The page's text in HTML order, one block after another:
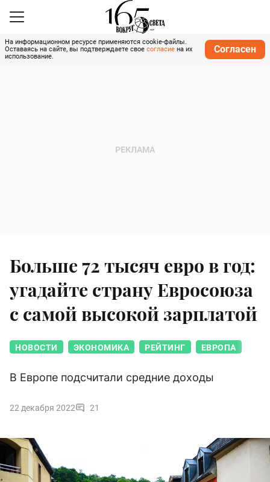
На информационном ресурсе применяются cookie-файлы.
Оставаясь на сайте, вы подтверждаете свое согласие на их
использование.
Согласен
Больше 72 тысяч евро в год:
угадайте страну Евросоюза
с самой высокой зарплатой
НОВОСТИ ЭКОНОМИКА РЕЙТИНГ ЕВРОПА
В Европе подсчитали средние доходы
22 декабря 2022 21